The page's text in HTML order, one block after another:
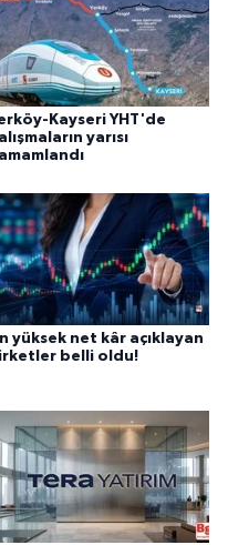
Kayseri YHT'de
yarısı
yüksek net kâr açıklayan
belli oldu!